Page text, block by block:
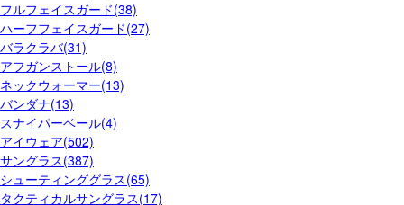
フルフェイスガード(38)
ハーフフェイスガード(27)
バラクラバ(31)
アフガンストール(8)
ネックウォーマー(13)
バンダナ(13)
スナイパーベール(4)
アイウェア(502)
サングラス(387)
シューティンググラス(65)
タクティカルサングラス(17)